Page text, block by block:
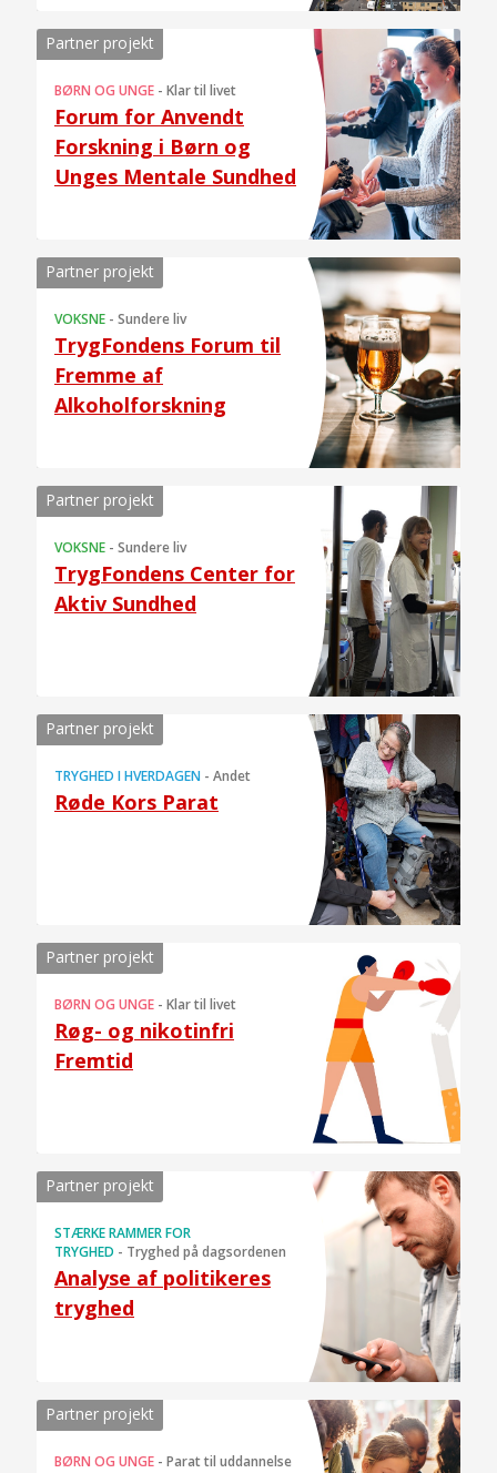
Partner projekt
BØRN OG UNGE - Klar til livet
Forum for Anvendt
Forskning i Børn og
Unges Mentale Sundhed
Partner projekt
VOKSNE - Sundere liv
TrygFondens Forum til
Fremme af
Alkoholforskning
Partner projekt
VOKSNE - Sundere liv
TrygFondens Center for
Aktiv Sundhed
Partner projekt
TRYGHED I HVERDAGEN - Andet
Røde Kors Parat
Partner projekt
BØRN OG UNGE - Klar til livet
Røg- og nikotinfri
Fremtid
Partner projekt
STÆRKE RAMMER FOR
TRYGHED - Tryghed på dagsordenen
Analyse af politikeres
tryghed
Partner projekt
BØRN OG UNGE - Parat til uddannelse